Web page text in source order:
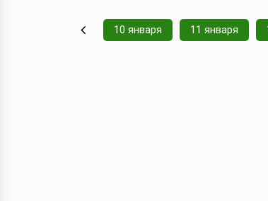
10 января 11 января